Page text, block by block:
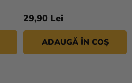
29,90 Lei
ADAUGĂ ÎN COŞ